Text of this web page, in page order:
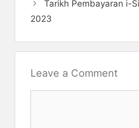
Tarikh Pembayaran i-
2023
Leave a Comment